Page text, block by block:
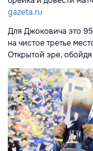
gazeta.ru
Для Джоковича это
на чистое третье
Открытой эре,